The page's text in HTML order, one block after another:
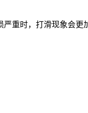
重时，打滑现象会更